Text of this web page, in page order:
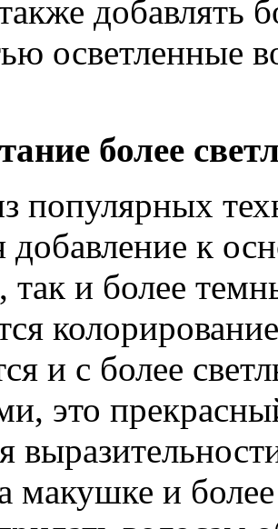
добавлять
осветленные
более
популярных
добавление к
так и более
и с более
это
макушке и